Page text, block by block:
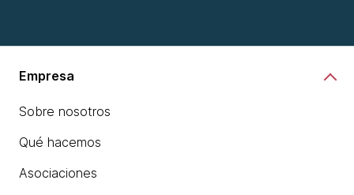
Empresa
Sobre nosotros
Qué hacemos
Asociaciones